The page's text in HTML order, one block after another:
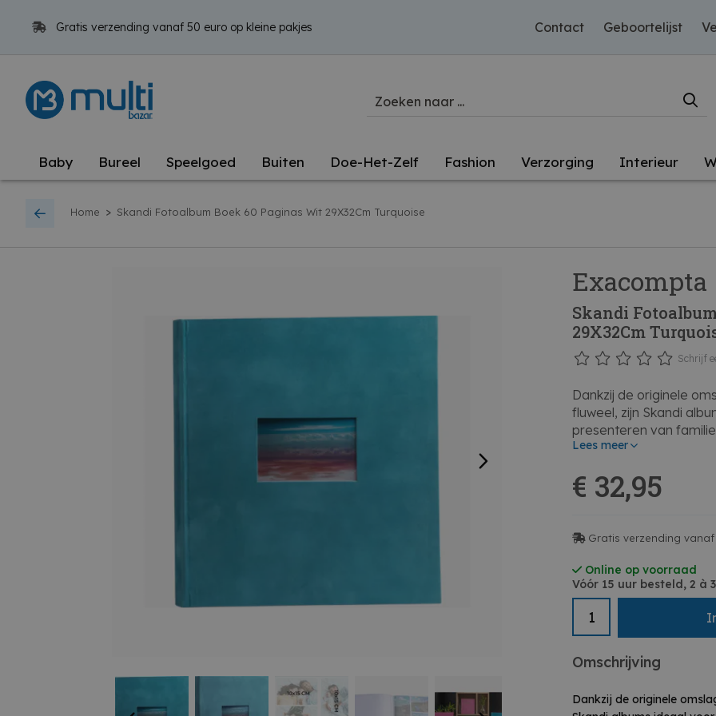
Gratis verzending vanaf 50 euro op kleine pakjes Contact Geboortelijst
Baby Bureel Speelgoed Buiten Doe-Het-Zelf Fashion Verzorging Interieur
Home > Skandi Fotoalbum Boek 60 Paginas Wit 29X32Cm Turquoise
Exacompta
Skandi
29X32Cm
Schrijf
Dankzij de originele
fluweel, zijn Skandi
presenteren van
personaliseerbaar
waardoor deze albums
toepassingen.
• Het boekgebonden
beschermvel,
bewaard blijven, ook
pagina's worden
De capaciteit van dit
• De pagina's binnenin
van 250g/m2. Dit zeer
• Dit product,
een zeer ecologische
Lees meer
€ 32,95
Gratis verzending
Online op voorraad
Vóór 15 uur besteld, 2 à
Omschrijving
Dankzij de originele